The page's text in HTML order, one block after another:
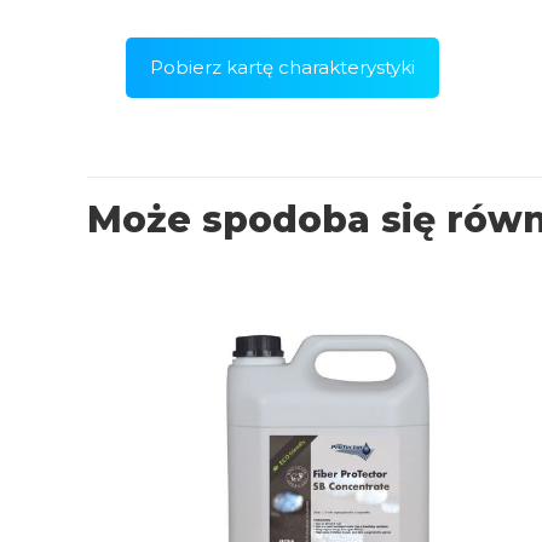
Pobierz kartę charakterystyki
Może spodoba się